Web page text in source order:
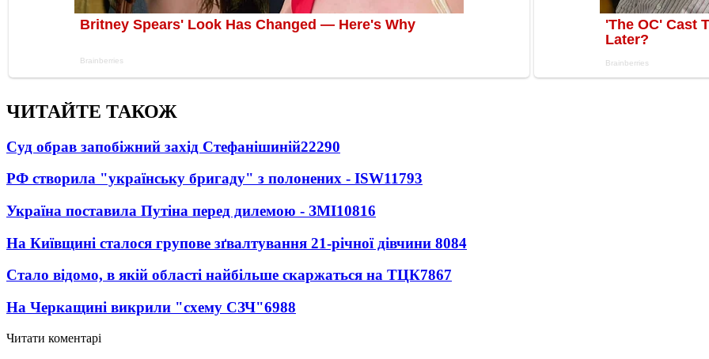
ЧИТАЙТЕ ТАКОЖ
Суд обрав запобіжний захід Стефанішиній22290
РФ створила "українську бригаду" з полонених - ISW11793
Україна поставила Путіна перед дилемою - ЗМІ10816
На Київщині сталося групове зґвалтування 21-річної дівчини 8084
Стало відомо, в якій області найбільше скаржаться на ТЦК7867
На Черкащині викрили "схему СЗЧ"6988
Читати коментарі